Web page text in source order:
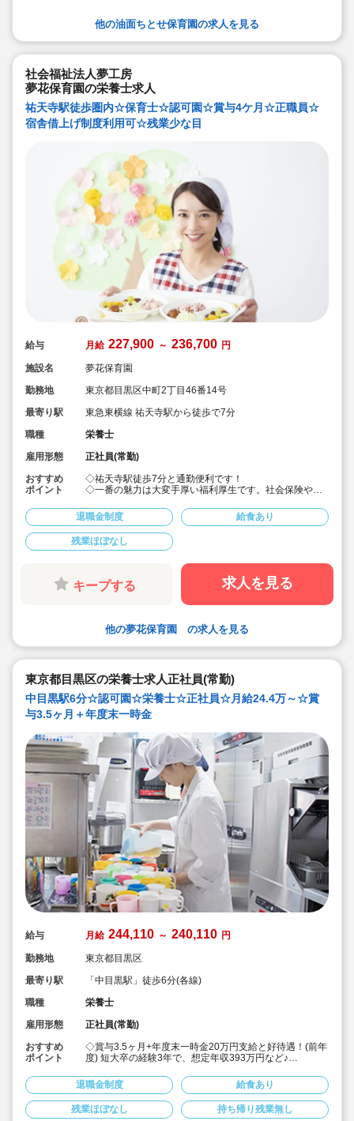
◇風通し良く業務に不安を感じるという方もご安心くだ
他の油面ちとせ保育園の求人を見る
社会福祉法人夢工房
夢花保育園の栄養士求人
祐天寺駅徒歩圏内☆保育士☆認可園☆賞与4ケ月☆正職員☆
宿舎借上げ制度利用可☆残業少な目
給与 月給 227,900 ～ 236,700 円
施設名
夢花保育園
勤務地
東京都目黒区中町2丁目46番14号
最寄り駅
東急東横線 祐天寺駅から徒歩で7分
職種
栄養士
雇用形態
正社員(常勤)
おすすめ
ポイント
◇祐天寺駅徒歩7分と通勤便利です！
◇一番の魅力は大変手厚い福利厚生です。社会保険や退
◇宿舎借り上げ制度利用可能です
◇有給休暇は入職時に付与しています◎安心してお仕事
をスタートできます。
◇賞与は4ケ月実績と手厚いです
◇お庭も園舎も広々と綺麗です。屋上もあります
退職金制度 給食あり
残業ほぼなし
キープする 求人を見る
他の夢花保育園 の求人を見る
東京都目黒区の栄養士求人正社員(常勤)
中目黒駅6分☆認可園☆栄養士☆正社員☆月給24.4万～☆賞
与3.5ヶ月＋年度末一時金
給与 月給 244,110 ～ 240,110 円
勤務地
東京都目黒区
最寄り駅
「中目黒駅」徒歩6分(各線)
職種
栄養士
雇用形態
正社員(常勤)
おすすめ
ポイント
◇賞与3.5ヶ月+年度末一時金20万円支給と好待遇！(前年
度) 短大卒の経験3年で、想定年収393万円など♪
士の募集求人です♪
◇安定した大手社会福祉法人のお仕事です♪
◇持ち帰り仕事なし。残業もほとんどありません
◇残業が発生した場合は別途手当て支給！
退職金制度 給食あり
残業ほぼなし 持ち帰り残業無し